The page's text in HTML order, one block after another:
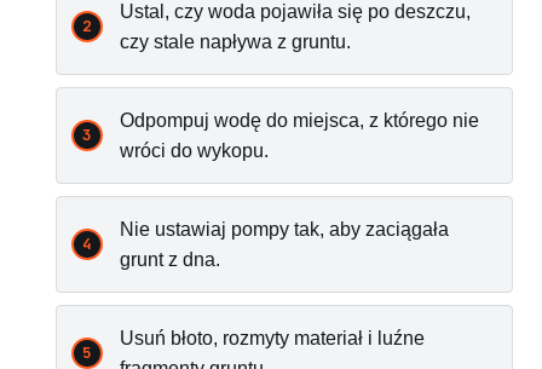
Ustal, czy woda pojawiła się po deszczu,
czy stale napływa z gruntu.
Odpompuj wodę do miejsca, z którego nie
wróci do wykopu.
Nie ustawiaj pompy tak, aby zaciągała
grunt z dna.
Usuń błoto, rozmyty materiał i luźne